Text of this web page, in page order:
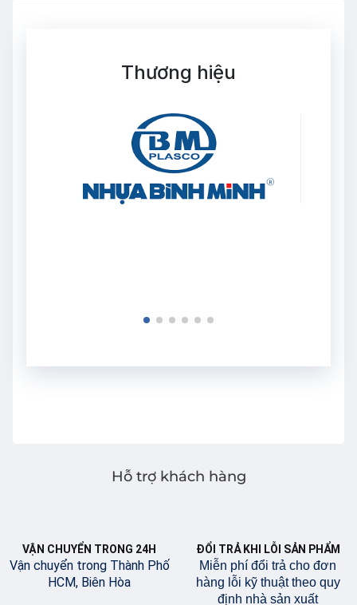
Thương hiệu
Hỗ trợ khách hàng
VẬN CHUYỂN TRONG 24H
Vận chuyển trong Thành Phố
HCM, Biên Hòa
ĐỔI TRẢ KHI LỖI SẢN PHẨM
Miễn phí đổi trả cho đơn
hàng lỗi kỹ thuật theo quy
định nhà sản xuất